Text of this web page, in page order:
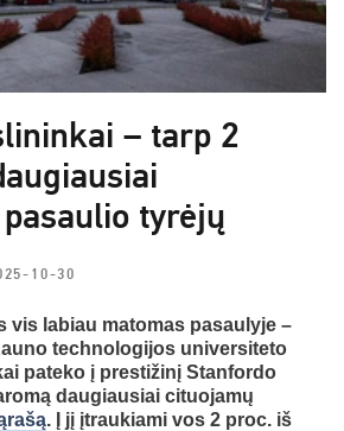
– tarp 2
tyrėjų
10-30
vis labiau matomas pasaulyje –
technologijos universiteto
pateko į prestižinį Stanfordo
daugiausiai cituojamų
. Į jį įtraukiami vos 2 proc. iš